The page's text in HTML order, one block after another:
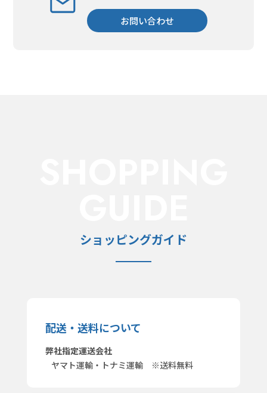
お問い合わせ
ショッピングガイド
配送・送料について
弊社指定運送会社
ヤマト運輸・トナミ運輸 ※送料無料